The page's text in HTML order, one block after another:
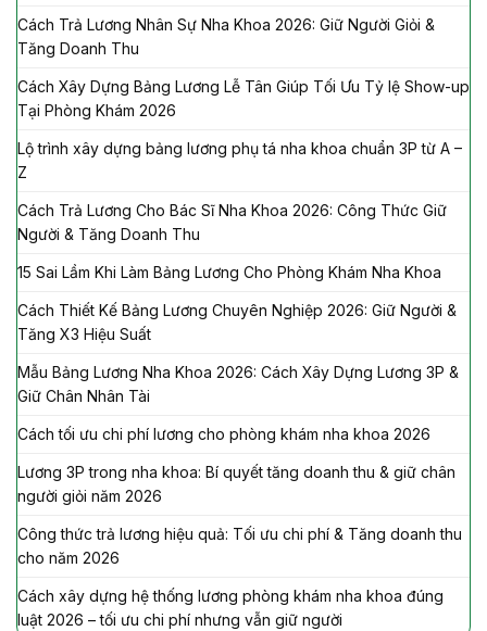
Cách Trả Lương Nhân Sự Nha Khoa 2026: Giữ Người Giỏi &
Tăng Doanh Thu
Cách Xây Dựng Bảng Lương Lễ Tân Giúp Tối Ưu Tỷ lệ Show-up
Tại Phòng Khám 2026
Lộ trình xây dựng bảng lương phụ tá nha khoa chuẩn 3P từ A –
Z
Cách Trả Lương Cho Bác Sĩ Nha Khoa 2026: Công Thức Giữ
Người & Tăng Doanh Thu
15 Sai Lầm Khi Làm Bảng Lương Cho Phòng Khám Nha Khoa
Cách Thiết Kế Bảng Lương Chuyên Nghiệp 2026: Giữ Người &
Tăng X3 Hiệu Suất
Mẫu Bảng Lương Nha Khoa 2026: Cách Xây Dựng Lương 3P &
Giữ Chân Nhân Tài
Cách tối ưu chi phí lương cho phòng khám nha khoa 2026
Lương 3P trong nha khoa: Bí quyết tăng doanh thu & giữ chân
người giỏi năm 2026
Công thức trả lương hiệu quả: Tối ưu chi phí & Tăng doanh thu
cho năm 2026
Cách xây dựng hệ thống lương phòng khám nha khoa đúng
luật 2026 – tối ưu chi phí nhưng vẫn giữ người